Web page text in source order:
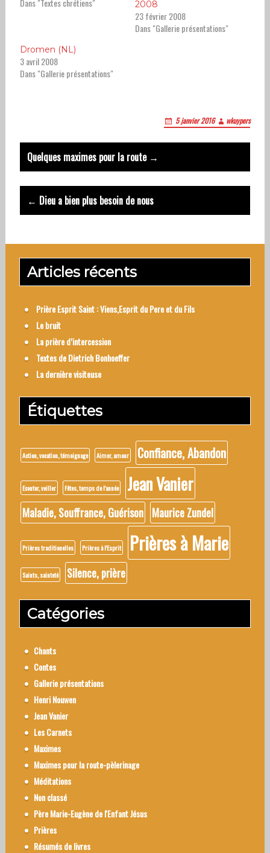
Dans "Textes chrétiens" 2008
23 février 2008
Dans "Gallerie présentations"
Dromen (NL)
3 avril 2008
Dans "Gallerie présentations"
5 janvier 2016 wkuypers
Post
navigation
Quelques maximes pour la route →
← Dieu a bien plus besoin de nous
Articles récents
Prière Esprit Saint : Viens,Esprit du Pere et du Fils
Le bruit
La prière d’intercession
Textes de Dietrich Bonhoeffer
La dernière visiteuse
Étiquettes
Action, vocation, témoignage Aimer, amour Confiance, Abandon
Ecouter, veiller Fêtes, temps de l'année Jean Vanier
Maladie, Souffrance, Guérison Maurice Zundel
Prières traditionelles Prières à l'Esprit Prières à Marie
Saints, sainteté Silence, prière
Catégories
Chants
Contes
Gallerie présentations
Henri Nouwen
Jean Vanier
Les Carnets
Maximes
Maximes pour la route-pèlerinage
Méditations
Non classé
Père Marie-Eugène de l'Enfant Jésus
Prières
Résumés de livres